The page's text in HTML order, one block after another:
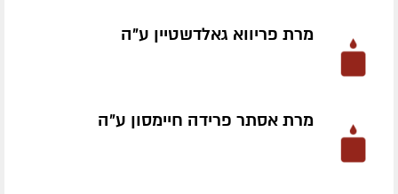
מרת פריווא גאלדשטיין ע״ה
מרת אסתר פרידה חיימסון ע״ה